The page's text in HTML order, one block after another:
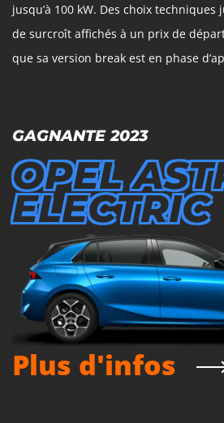
jusqu’à 100 kW. Des choix
de surcroît affichés à un prix de
que sa version break est en phase
GAGNANTE 2023
OPEL
ELECTRIC
Plus d'infos